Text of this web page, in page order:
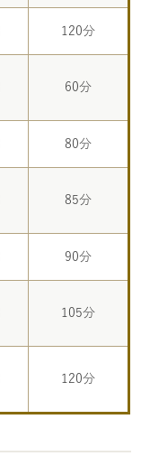
120分
60分
80分
85分
90分
105分
120分